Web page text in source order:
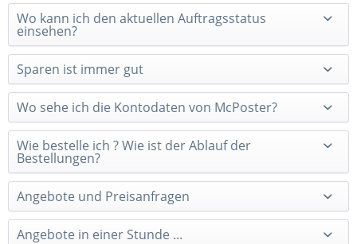
Wo kann ich den aktuellen Auftragsstatus
einsehen?
Sparen ist immer gut
Wo sehe ich die Kontodaten von McPoster?
Wie bestelle ich ? Wie ist der Ablauf der
Bestellungen?
Angebote und Preisanfragen
Angebote in einer Stunde ...